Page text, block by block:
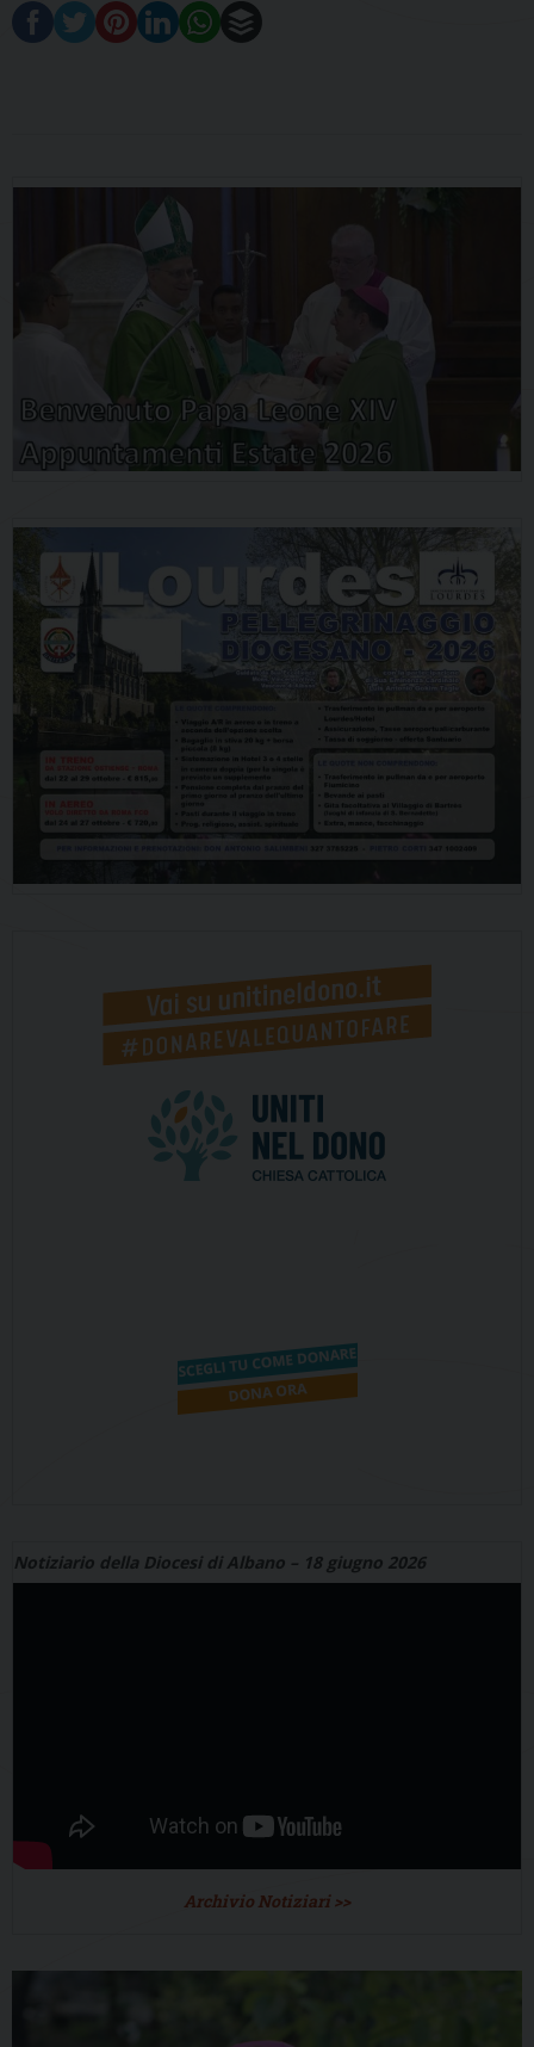
Notiziario della Diocesi di Albano – 18 giugno 2026
Archivio Notiziari >>